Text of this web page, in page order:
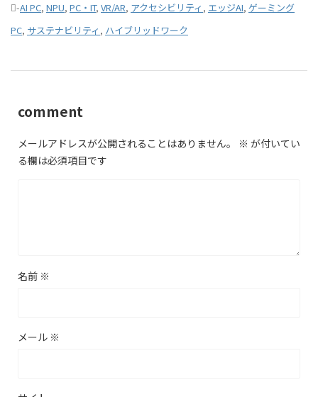
-AI PC, NPU, PC・IT, VR/AR, アクセシビリティ , エッジAI, ゲーミング
PC, サステナビリティ , ハイブリッドワーク
comment
メールアドレスが公開されることはありません。 ※ が付いてい
る欄は必須項目です
名前 ※
メール ※